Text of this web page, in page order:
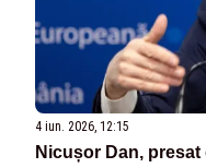
4 iun. 2026, 12:15
Nicușor Dan,